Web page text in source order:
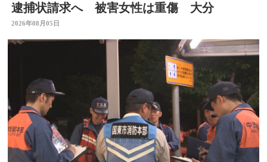
逮捕状請求へ 被害女性は重傷 大分
2026年08月05日